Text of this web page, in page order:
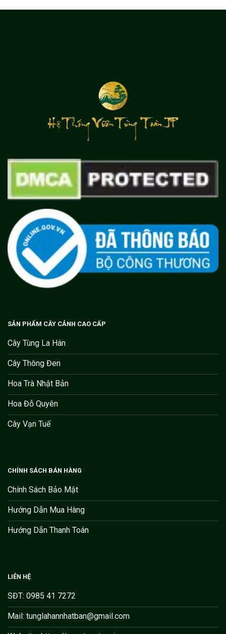
SẢN PHẨM CÂY CẢNH CAO CẤP
Cây Tùng La Hán
Cây Thông Đen
Hoa Trà Nhật Bản
Hoa Đỗ Quyên
Cây Vạn Tuế
CHÍNH SÁCH BÁN HÀNG
Chính Sách Bảo Mật
Hướng Dẫn Mua Hàng
Hướng Dẫn Thanh Toán
LIÊN HỆ
SĐT: 0985 41 7272
Mail: tunglahannhatban@gmail.com